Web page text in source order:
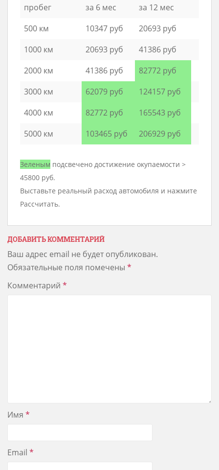
пробег
за 6 мес
за 12 мес
500 км
10347 руб
20693 руб
1000 км
20693 руб
41386 руб
2000 км
41386 руб
82772 руб
3000 км
62079 руб
124157 руб
4000 км
82772 руб
165543 руб
5000 км
103465 руб 206929 руб
Зеленым подсвечено достижение окупаемости >
45800 руб.
Выставьте реальный расход автомобиля и нажмите
Рассчитать.
ДОБАВИТЬ КОММЕНТАРИЙ
Ваш адрес email не будет опубликован.
Обязательные поля помечены *
Комментарий *
Имя *
Email *